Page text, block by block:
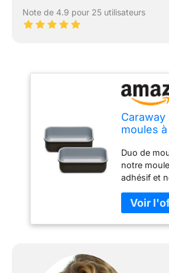
Note de 4.9 pour 25 utilisateurs
Caraway
moules
kg –
– Non
PTFE et
– Parfait
Duo de
notre
adhésif et
parfaite de
de
cuisson de